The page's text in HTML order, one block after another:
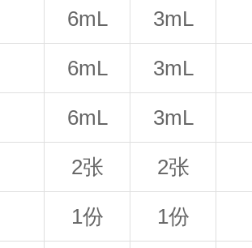
6mL 3mL
6mL 3mL
6mL 3mL
2张 2张
1份 1份